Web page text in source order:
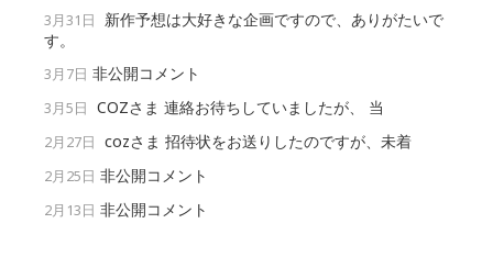
3月31日
新作予想は大好きな企画ですので、ありがたいで
す。
3月7日 非公開コメント
3月5日 COZさま 連絡お待ちしていましたが、 当
2月27日 cozさま 招待状をお送りしたのですが、未着
2月25日 非公開コメント
2月13日 非公開コメント